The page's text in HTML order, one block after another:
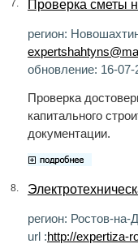
7. Проверка сметы
регион:
обновление: 16-07-
Проверка
капитального
документации.
8.
регион: Ростов-
url :http://expertiza-